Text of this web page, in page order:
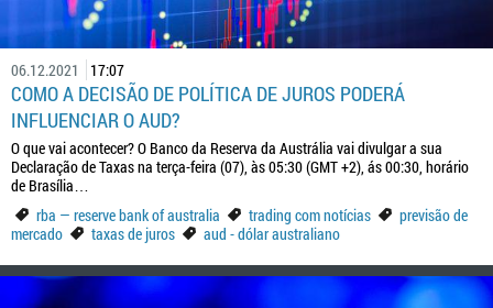
06.12.2021 17:07
COMO A DECISÃO DE POLÍTICA DE JUROS PODERÁ
INFLUENCIAR O AUD?
O que vai acontecer? O Banco da Reserva da Austrália vai divulgar a sua
Declaração de Taxas na terça-feira (07), às 05:30 (GMT +2), ás 00:30, horário
de Brasília…
rba — reserve bank of australia
trading com notícias
previsão de
mercado
taxas de juros aud - dólar australiano